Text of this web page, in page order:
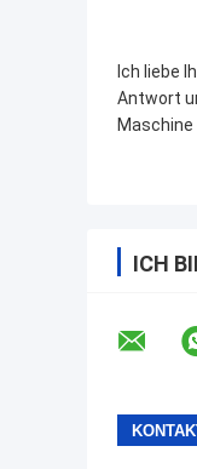
Ich liebe
Antwort
ICH